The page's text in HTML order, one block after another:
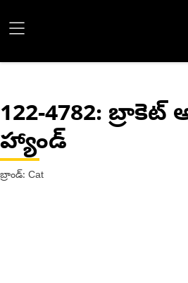
122-4782: బ్రాకెట్
హ్యాండ్
బ్రాండ్: Cat